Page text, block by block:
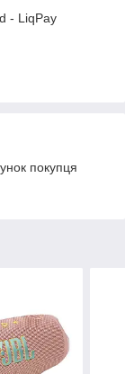
- LiqPay
покупця